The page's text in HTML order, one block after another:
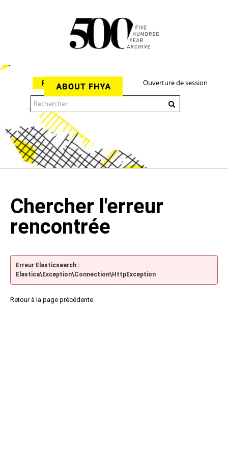
Ouverture de session
Parcourir
Chercher l'erreur
rencontrée
Erreur Elasticsearch :
Elastica\Exception\Connection\HttpException
Retour à la page précédente.